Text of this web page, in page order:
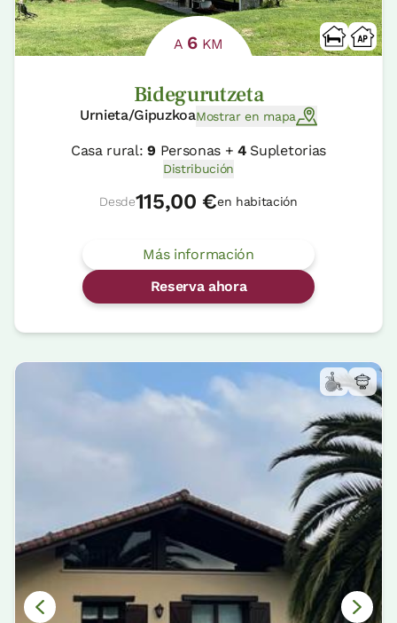
A 6 KM
Bidegurutzeta
Urnieta/GipuzkoaMostrar en mapa
Casa rural:9 Personas +4Supletorias
Distribución
Desde115,00 €en habitación
Más información
Reserva ahora